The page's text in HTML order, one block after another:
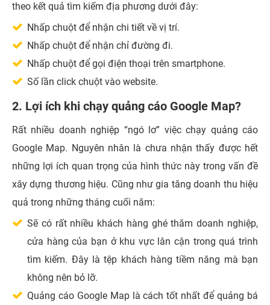
theo kết quả tìm kiếm địa phương dưới đây:
Nhấp chuột để nhận chi tiết về vị trí.
Nhấp chuột để nhận chỉ đường đi.
Nhấp chuột để gọi điện thoại trên smartphone.
Số lần click chuột vào website.
2. Lợi ích khi chạy quảng cáo Google Map?
Rất nhiều doanh nghiệp “ngó lơ” việc chạy quảng cáo
Google Map. Nguyên nhân là chưa nhận thấy được hết
những lợi ích quan trọng của hình thức này trong vấn đề
xây dựng thương hiệu. Cũng như gia tăng doanh thu hiệu
quả trong những tháng cuối năm:
Sẽ có rất nhiều khách hàng ghé thăm doanh nghiệp,
cửa hàng của bạn ở khu vực lân cận trong quá trình
tìm kiếm. Đây là tệp khách hàng tiềm năng mà bạn
không nên bỏ lỡ.
Quảng cáo Google Map là cách tốt nhất để quảng bá